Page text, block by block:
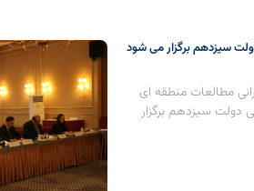
سیزدهم برگزار می شود
مطالعات منطقه ای
سیزدهم برگزار